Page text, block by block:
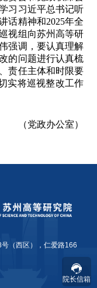
（西区），仁爱路166
院长信箱